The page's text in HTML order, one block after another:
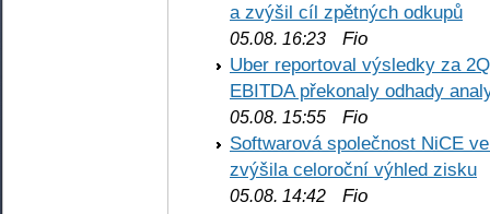
a zvýšil cíl zpětných odkupů
05.08. 16:23 Fio
Uber reportoval výsledky za
EBITDA překonaly odhady
05.08. 15:55 Fio
Softwarová společnost NiCE
zvýšila celoroční výhled zisku
05.08. 14:42 Fio